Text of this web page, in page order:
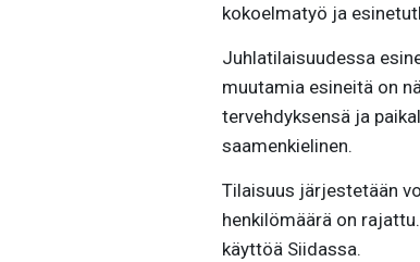
kokoelmatyö ja
Juhlatilaisuudessa
muutamia esineitä on
tervehdyksensä ja
saamenkielinen.
Tilaisuus järjestetään
henkilömäärä on
käyttöä Siidassa.